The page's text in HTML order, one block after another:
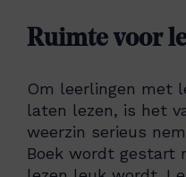
Ruimte voor
Om leerlingen met
laten lezen, is het
weerzin serieus
Boek wordt gestart